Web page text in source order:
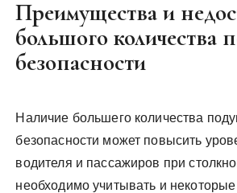
Преимущества и
большого количества
безопасности
Наличие большего количества
безопасности может повысить
водителя и пассажиров при
необходимо учитывать и некоторые